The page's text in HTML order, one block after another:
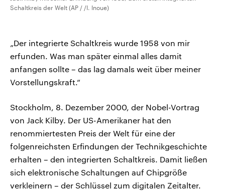
Schaltkreis der Welt (AP / /I. Inoue)
„Der integrierte Schaltkreis wurde 1958 von mir
erfunden. Was man später einmal alles damit
anfangen sollte – das lag damals weit über meiner
Vorstellungskraft.“
Stockholm, 8. Dezember 2000, der Nobel-Vortrag
von Jack Kilby. Der US-Amerikaner hat den
renommiertesten Preis der Welt für eine der
folgenreichsten Erfindungen der Technikgeschichte
erhalten – den integrierten Schaltkreis. Damit ließen
sich elektronische Schaltungen auf Chipgröße
verkleinern – der Schlüssel zum digitalen Zeitalter.